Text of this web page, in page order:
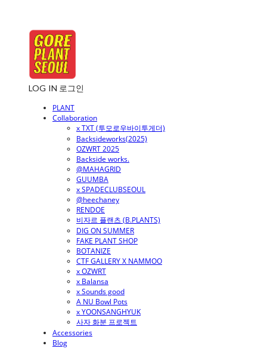
LOG IN 로그인
PLANT
Collaboration
x TXT (투모로우바이투게더)
Backsideworks(2025)
OZWRT 2025
Backside works.
@MAHAGRID
GUUMBA
x SPADECLUBSEOUL
@heechaney
RENDOE
비자르 플랜츠 (B.PLANTS)
DIG ON SUMMER
FAKE PLANT SHOP
BOTANIZE
CTF GALLERY X NAMMOO
x OZWRT
x Balansa
x Sounds good
A NU Bowl Pots
x YOONSANGHYUK
사자 화분 프로젝트
Accessories
Blog